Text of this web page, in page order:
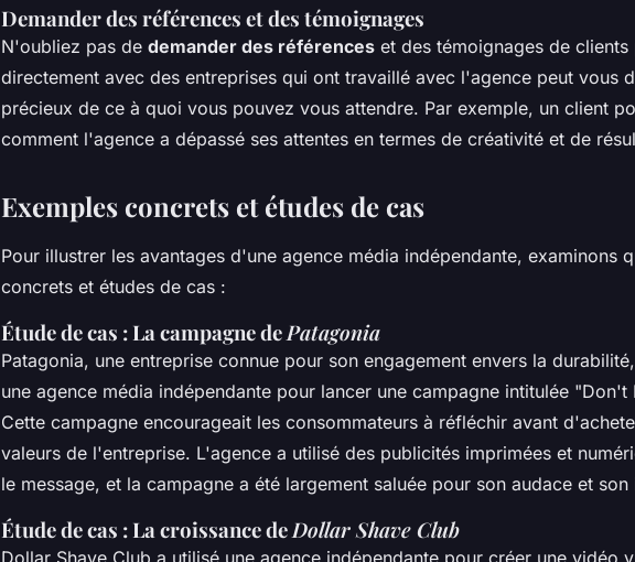
Demander des références et des témoignages
N'oubliez pas de demander des références et des témoignages de
directement avec des entreprises qui ont travaillé avec l'agence peut vous
précieux de ce à quoi vous pouvez vous attendre. Par exemple, un client
comment l'agence a dépassé ses attentes en termes de créativité et de
Exemples concrets et études de cas
Pour illustrer les avantages d'une agence média indépendante, examinons
concrets et études de cas :
Étude de cas : La campagne de Patagonia
Patagonia, une entreprise connue pour son engagement envers la
une agence média indépendante pour lancer une campagne intitulée "Don't
Cette campagne encourageait les consommateurs à réfléchir avant
valeurs de l'entreprise. L'agence a utilisé des publicités imprimées et
le message, et la campagne a été largement saluée pour son audace et son
Étude de cas : La croissance de Dollar Shave Club
Dollar Shave Club a utilisé une agence indépendante pour créer une vidéo